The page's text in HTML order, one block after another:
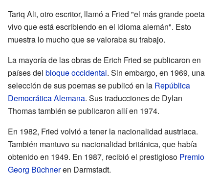
Tariq Ali, otro escritor, llamó a Fried "el más grande poeta
vivo que está escribiendo en el idioma alemán". Esto
muestra lo mucho que se valoraba su trabajo.
La mayoría de las obras de Erich Fried se publicaron en
países del bloque occidental. Sin embargo, en 1969, una
selección de sus poemas se publicó en la República
Democrática Alemana. Sus traducciones de Dylan
Thomas también se publicaron allí en 1974.
En 1982, Fried volvió a tener la nacionalidad austriaca.
También mantuvo su nacionalidad británica, que había
obtenido en 1949. En 1987, recibió el prestigioso Premio
Georg Büchneren Darmstadt.